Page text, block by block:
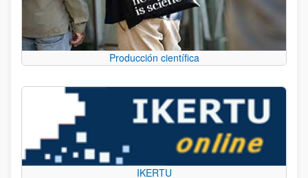
Producción científica
IKERTU